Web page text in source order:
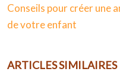
Conseils pour créer une
de votre enfant
ARTICLES SIMILAIRES